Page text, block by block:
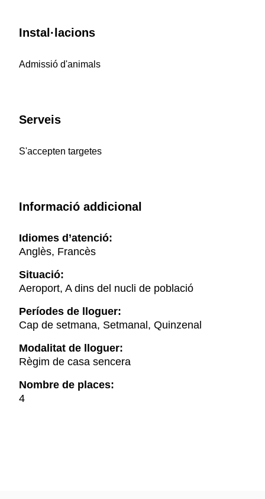
Instal·lacions
Admissió d'animals
Serveis
S'accepten targetes
Informació addicional
Idiomes d’atenció:
Anglès, Francès
Situació:
Aeroport, A dins del nucli de població
Períodes de lloguer:
Cap de setmana, Setmanal, Quinzenal
Modalitat de lloguer:
Règim de casa sencera
Nombre de places:
4